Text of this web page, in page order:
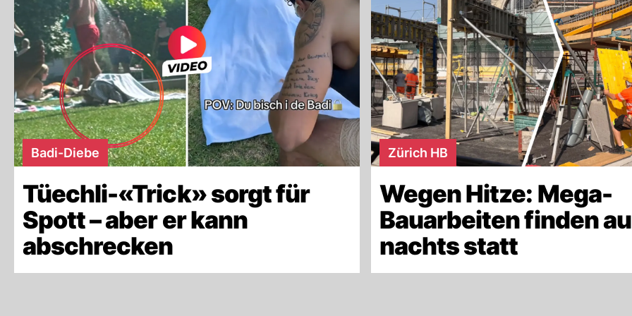
Badi-Diebe
Tüechli-«Trick» sorgt für
Spott – aber er kann
abschrecken
Zürich HB
Wegen Hitze: Mega-
Bauarbeiten finden
nachts statt